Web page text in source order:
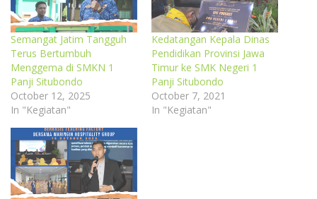
Semangat Jatim Tangguh
Terus Bertumbuh
Menggema di SMKN 1
Panji Situbondo
October 12, 2025
In "Kegiatan"
Kedatangan Kepala Dinas
Pendidikan Provinsi Jawa
Timur ke SMK Negeri 1
Panji Situbondo
October 7, 2021
In "Kegiatan"